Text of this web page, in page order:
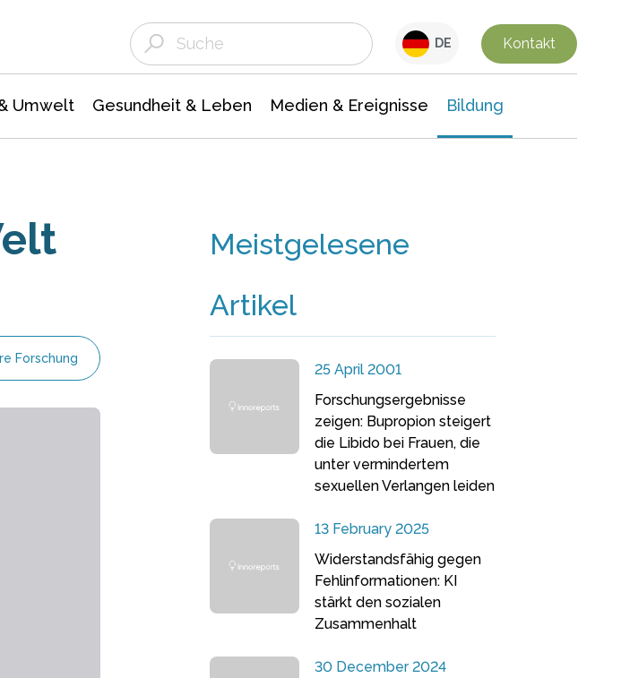
DE Kontakt
Umwelt Gesundheit & Leben Medien & Ereignisse Bildung
Forschung
Meistgelesene
Artikel
25 April 2001
Forschungsergebnisse
zeigen: Bupropion steigert
die Libido bei Frauen, die
unter vermindertem
sexuellen Verlangen leiden
13 February 2025
Widerstandsfähig gegen
Fehlinformationen: KI
stärkt den sozialen
Zusammenhalt
30 December 2024